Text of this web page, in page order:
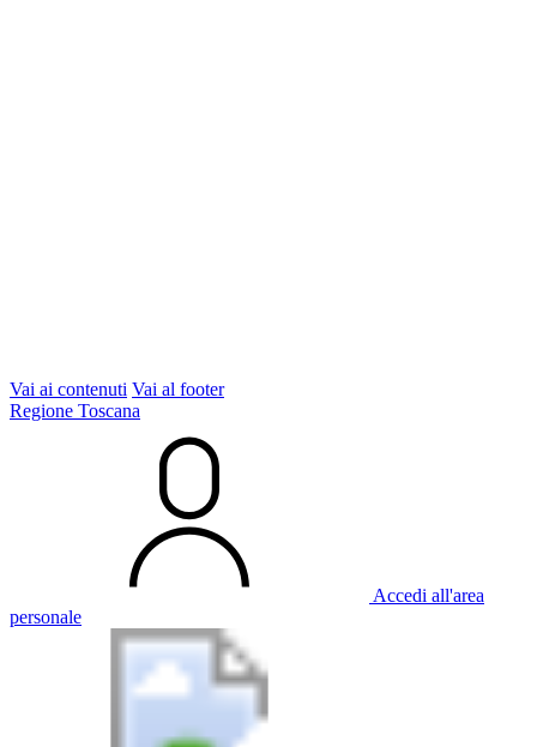
Vai ai contenuti Vai al footer
Regione Toscana
Accedi all'area
personale